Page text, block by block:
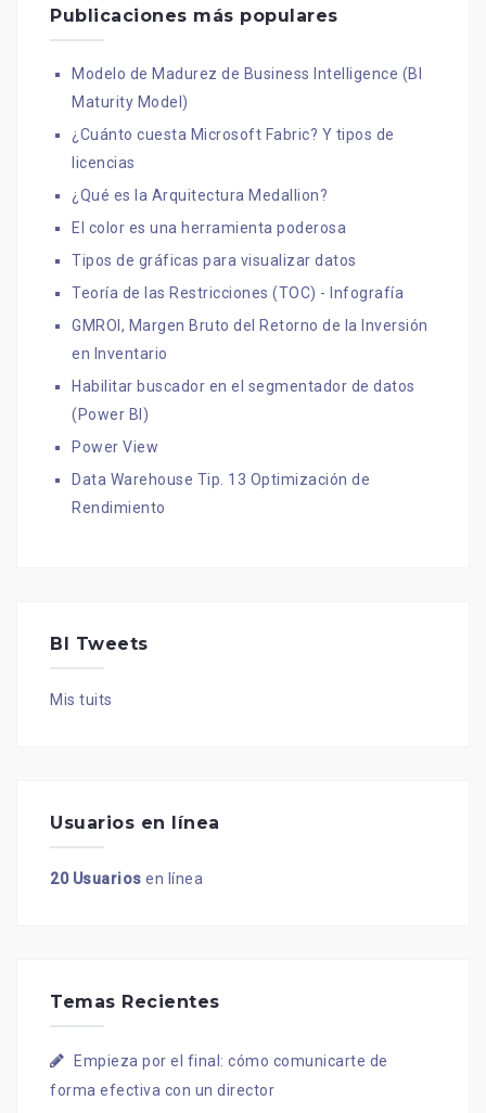
Publicaciones más populares
Modelo de Madurez de Business Intelligence (BI
Maturity Model)
¿Cuánto cuesta Microsoft Fabric? Y tipos de
licencias
¿Qué es la Arquitectura Medallion?
El color es una herramienta poderosa
Tipos de gráficas para visualizar datos
Teoría de las Restricciones (TOC) - Infografía
GMROI, Margen Bruto del Retorno de la Inversión
en Inventario
Habilitar buscador en el segmentador de datos
(Power BI)
Power View
Data Warehouse Tip. 13 Optimización de
Rendimiento
BI Tweets
Mis tuits
Usuarios en línea
20 Usuarios en línea
Temas Recientes
Empieza por el final: cómo comunicarte de
forma efectiva con un director